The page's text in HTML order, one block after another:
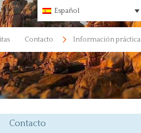
Español
Contacto Información práctica
Contacto